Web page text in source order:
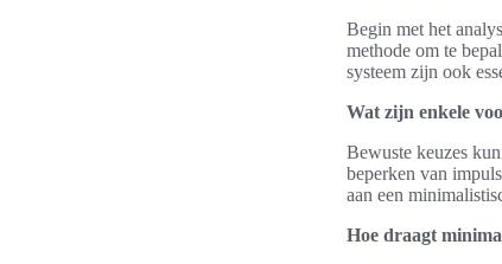
Begin met het
methode om te
systeem zijn ook
Wat zijn enkele
Bewuste keuzes
beperken van
aan een
Hoe draagt